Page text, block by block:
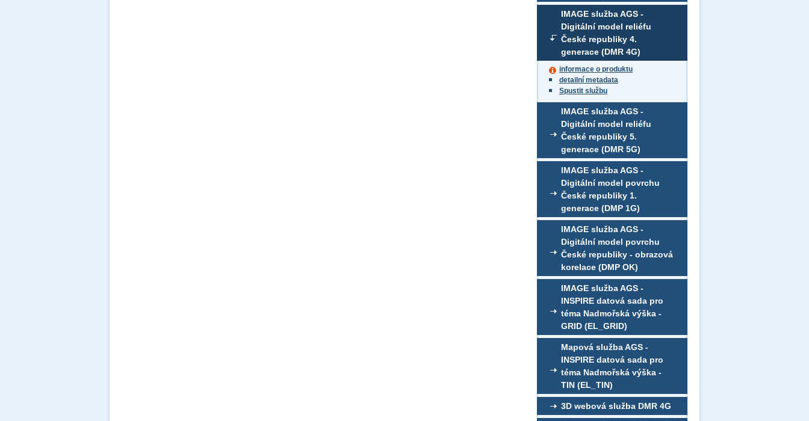
IMAGE služba AGS -
Digitální model reliéfu
České republiky 4.
generace (DMR 4G)
informace o produktu
detailní metadata
Spustit službu
IMAGE služba AGS -
Digitální model reliéfu
České republiky 5.
generace (DMR 5G)
IMAGE služba AGS -
Digitální model povrchu
České republiky 1.
generace (DMP 1G)
IMAGE služba AGS -
Digitální model povrchu
České republiky - obrazová
korelace (DMP OK)
IMAGE služba AGS -
INSPIRE datová sada pro
téma Nadmořská výška -
GRID (EL_GRID)
Mapová služba AGS -
INSPIRE datová sada pro
téma Nadmořská výška -
TIN (EL_TIN)
3D webová služba DMR 4G